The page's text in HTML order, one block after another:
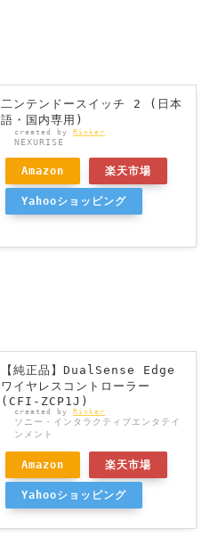
二ンテンドースイッチ 2 (日本
語・国内専用)
created by Rinker
NEXURISE
Amazon 楽天市場
Yahooショッピング
【純正品】DualSense Edge
ワイヤレスコントローラー
(CFI-ZCP1J)
created by Rinker
ソニー・インタラクティブエンタテイ
ンメント
Amazon 楽天市場
Yahooショッピング